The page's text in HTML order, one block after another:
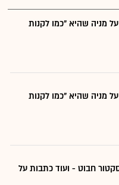
מניה שהיא "כמו לקנות
מניה שהיא "כמו לקנות
חבוט - ועוד כתבות על